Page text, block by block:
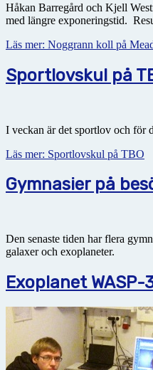
Håkan Barregård och Kjell
med längre exponeringstid.
Läs mer: Noggrann koll på
Sportlovskul på
I veckan är det sportlov och för
Läs mer: Sportlovskul på TBO
Gymnasier på
Den senaste tiden har flera
galaxer och exoplaneter.
Exoplanet WASP-